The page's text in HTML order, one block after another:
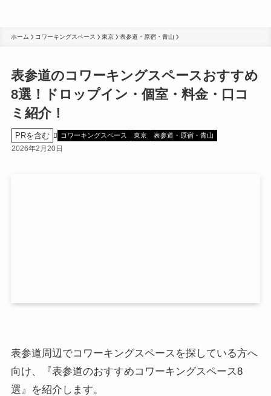
ホーム コワーキングスペース 東京 表参道・原宿・青山
表参道のコワーキングスペースおすすめ
8選！ドロップイン・個室・料金・口コ
ミ紹介！
PRを含む コワーキングスペース 東京 表参道・原宿・青山
2026年2月20日
表参道周辺でコワーキングスペースを探している方へ
向け、『表参道のおすすめコワーキングスペース8
選』を紹介します。